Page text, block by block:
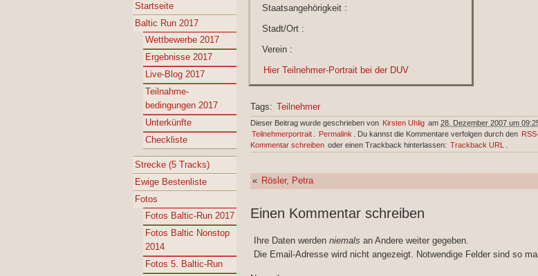
Startseite
Baltic Run 2017
Wettbewerbe 2017
Ergebnisse 2017
Live-Blog 2017
Teilnahme-
bedingungen 2017
Unterkünfte
Checkliste
Strecke (5 Tracks)
Ewige Bestenliste
Fotos
Fotos Baltic-Run 2017
Fotos Baltic Nonstop
2014
Fotos 5. Baltic-Run
Staatsangehörigkeit :
Stadt/Ort :
Verein :
Hier Teilnehmer-Portrait bei der DUV
Tags: Teilnehmer
Dieser Beitrag wurde geschrieben von Kirsten Uhlig am 28. Dezember 2007 um
Teilnehmerportrait
Permalink . Du kannst die Kommentare verfolgen durch den
Kommentar schreiben oder einen Trackback hinterlassen: Trackback URL
« Rösler, Petra
Einen Kommentar schreiben
Ihre Daten werden niemals an Andere weiter gegeben.
Die Email-Adresse wird nicht angezeigt. Notwendige Felder sind so